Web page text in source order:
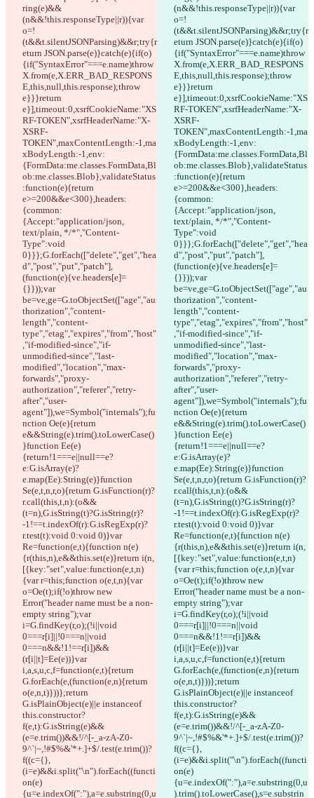
ring(e)&&
(n&&!this.responseType||r)){var
o=!
(t&&t.silentJSONParsing)&&r;try{r
eturn JSON.parse(e)}catch(e){if(o)
{if("SyntaxError"===e.name)throw
X.from(e,X.ERR_BAD_RESPONS
E,this,null,this.response);throw
e}}}return
e}],timeout:0,xsrfCookieName:"XS
RF-TOKEN",xsrfHeaderName:"X-
XSRF-
TOKEN",maxContentLength:-1,ma
xBodyLength:-1,env:
{FormData:me.classes.FormData,Bl
ob:me.classes.Blob},validateStatus
:function(e){return
e>=200&&e<300},headers:
{common:
{Accept:"application/json,
text/plain, */*","Content-
Type":void
0}}};G.forEach(["delete","get","hea
d","post","put","patch"],
(function(e){ve.headers[e]=
{}}));var
be=ve,ge=G.toObjectSet(["age","au
thorization","content-
length","content-
type","etag","expires","from","host"
,"if-modified-since","if-
unmodified-since","last-
modified","location","max-
forwards","proxy-
authorization","referer","retry-
after","user-
agent"]),we=Symbol("internals");fu
nction Oe(e){return
e&&String(e).trim().toLowerCase()
}function Ee(e)
{return!1===e||null==e?
e:G.isArray(e)?
e.map(Ee):String(e)}function
Se(e,t,n,r,o){return G.isFunction(r)?
r.call(this,t,n):(o&&
(t=n),G.isString(t)?G.isString(r)?
-1!==t.indexOf(r):G.isRegExp(r)?
r.test(t):void 0:void 0)}var
Re=function(e,t){function n(e)
{r(this,n),e&&this.set(e)}return i(n,
[{key:"set",value:function(e,t,n)
{var r=this;function o(e,t,n){var
o=Oe(t);if(!o)throw new
Error("header name must be a non-
empty string");var
i=G.findKey(r,o);(!i||void
0===r[i]||!0===n||void
0===n&&!1!==r[i])&&
(r[i||t]=Ee(e))}var
i,a,s,u,c,f=function(e,t){return
G.forEach(e,(function(e,n){return
o(e,n,t)}))};return
G.isPlainObject(e)||e instanceof
this.constructor?
f(e,t):G.isString(e)&&
(e=e.trim())&&!/^[-_a-zA-Z0-
9^`|~,!#$%&'*+.]+$/.test(e.trim())?
f((c={},
(i=e)&&i.split("\n").forEach((functi
on(e)
{u=e.indexOf(":"),a=e.substring(0,u
(n&&!this.responseType||r)){var
o=!
(t&&t.silentJSONParsing)&&r;try{r
eturn JSON.parse(e)}catch(e){if(o)
{if("SyntaxError"===e.name)throw
X.from(e,X.ERR_BAD_RESPONS
E,this,null,this.response);throw
e}}}return
e}],timeout:0,xsrfCookieName:"XS
RF-TOKEN",xsrfHeaderName:"X-
XSRF-
TOKEN",maxContentLength:-1,ma
xBodyLength:-1,env:
{FormData:me.classes.FormData,Bl
ob:me.classes.Blob},validateStatus
:function(e){return
e>=200&&e<300},headers:
{common:
{Accept:"application/json,
text/plain, */*","Content-
Type":void
0}}};G.forEach(["delete","get","hea
d","post","put","patch"],
(function(e){ve.headers[e]=
{}}));var
be=ve,ge=G.toObjectSet(["age","au
thorization","content-
length","content-
type","etag","expires","from","host"
,"if-modified-since","if-
unmodified-since","last-
modified","location","max-
forwards","proxy-
authorization","referer","retry-
after","user-
agent"]),we=Symbol("internals");fu
nction Oe(e){return
e&&String(e).trim().toLowerCase()
}function Ee(e)
{return!1===e||null==e?
e:G.isArray(e)?
e.map(Ee):String(e)}function
Se(e,t,n,r,o){return G.isFunction(r)?
r.call(this,t,n):(o&&
(t=n),G.isString(t)?G.isString(r)?
-1!==t.indexOf(r):G.isRegExp(r)?
r.test(t):void 0:void 0)}var
Re=function(e,t){function n(e)
{r(this,n),e&&this.set(e)}return i(n,
[{key:"set",value:function(e,t,n)
{var r=this;function o(e,t,n){var
o=Oe(t);if(!o)throw new
Error("header name must be a non-
empty string");var
i=G.findKey(r,o);(!i||void
0===r[i]||!0===n||void
0===n&&!1!==r[i])&&
(r[i||t]=Ee(e))}var
i,a,s,u,c,f=function(e,t){return
G.forEach(e,(function(e,n){return
o(e,n,t)}))};return
G.isPlainObject(e)||e instanceof
this.constructor?
f(e,t):G.isString(e)&&
(e=e.trim())&&!/^[-_a-zA-Z0-
9^`|~,!#$%&'*+.]+$/.test(e.trim())?
f((c={},
(i=e)&&i.split("\n").forEach((functi
on(e)
{u=e.indexOf(":"),a=e.substring(0,u
).trim().toLowerCase(),s=e.substrin